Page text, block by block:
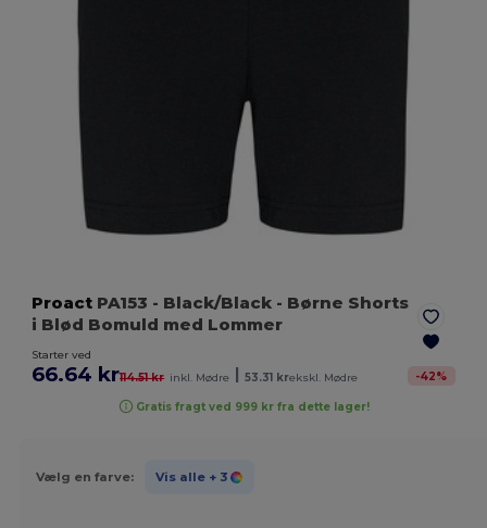
Proact PA153 - Black/Black - Børne Shorts
i Blød Bomuld med Lommer
Starter ved
66.64 kr114.51 kr inkl. Mødre 53.31 krekskl. Mødre -42%
Gratis fragt ved 999 kr fra dette lager!
Vælg en farve: Vis alle + 3